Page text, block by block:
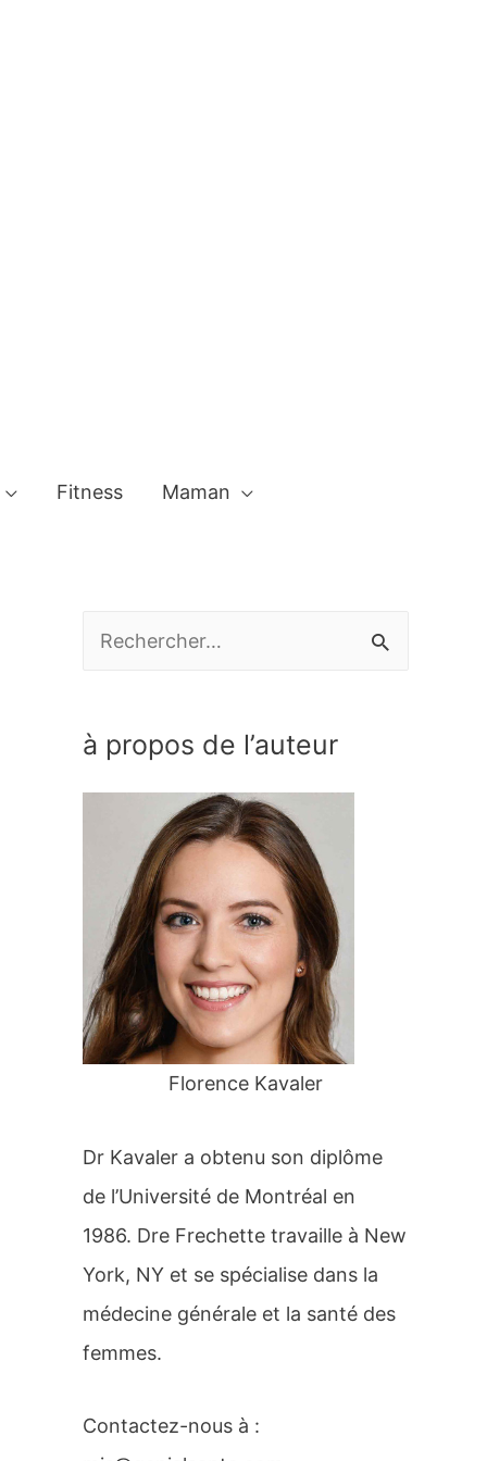
Fitness Maman
h
:
à propos de l’auteur
Florence Kavaler
Dr Kavaler a obtenu son diplôme
de l’Université de Montréal en
1986. Dre Frechette travaille à New
York, NY et se spécialise dans la
médecine générale et la santé des
femmes.
Contactez-nous à :